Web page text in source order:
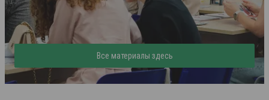
Все материалы здесь